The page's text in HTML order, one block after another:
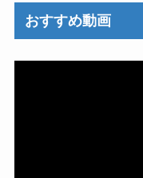
おすすめ動画